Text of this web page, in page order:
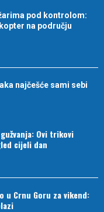
pod kontrolom:
na području
najčešće sami sebi
Ovi trikovi
cijeli dan
u Crnu Goru za vikend: